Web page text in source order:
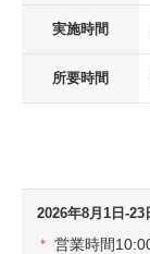
実施時間
所要時間
2026年8月1日-23
＊ 営業時間